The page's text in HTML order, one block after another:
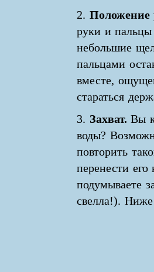
2. Положение
руки и пальцы
небольшие
пальцами
вместе,
стараться
3. Захват. Вы
воды?
повторить
перенести
подумываете
свелла!).